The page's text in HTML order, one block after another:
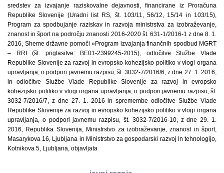
sredstev za izvajanje raziskovalne dejavnosti, financirane iz Proračuna
Republike Slovenije (Uradni list RS, št. 103/11, 56/12, 15/14 in 103/15),
Program za spodbujanje raziskav in razvoja ministrstva za izobraževanje,
znanost in šport na področju znanosti 2016-2020 št. 631-1/2016-1 z dne 8. 1.
2016, Sheme državne pomoči »Program izvajanja finančnih spodbud MGRT
– RRI (št. priglasitve: BE01-2399245-2015), odločitve Službe Vlade
Republike Slovenije za razvoj in evropsko kohezijsko politiko v vlogi organa
upravljanja, o podpori javnemu razpisu, št. 3032-7/2016/6, z dne 27. 1. 2016,
in odločitve Službe Vlade Republike Slovenije za razvoj in evropsko
kohezijsko politiko v vlogi organa upravljanja, o podpori javnemu razpisu, št.
3032-7/2016/7, z dne 27. 1. 2016 in spremembe odločitve Službe Vlade
Republike Slovenije za razvoj in evropsko kohezijsko politiko v vlogi organa
upravljanja, o podpori javnemu razpisu, št. 3032-7/2016-10, z dne 29. 1.
2016, Republika Slovenija, Ministrstvo za izobraževanje, znanost in šport,
Masarykova 16, Ljubljana in Ministrstvo za gospodarski razvoj in tehnologijo,
Kotnikova 5, Ljubljana, objavljata